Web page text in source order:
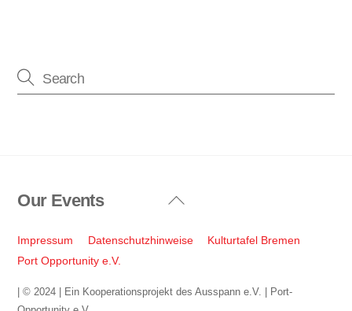
Back
Top
Our Events
Impressum Datenschutzhinweise
Kulturtafel Bremen
Port Opportunity e.V.
| © 2024 | Ein Kooperationsprojekt des Ausspann e.V. | Port-